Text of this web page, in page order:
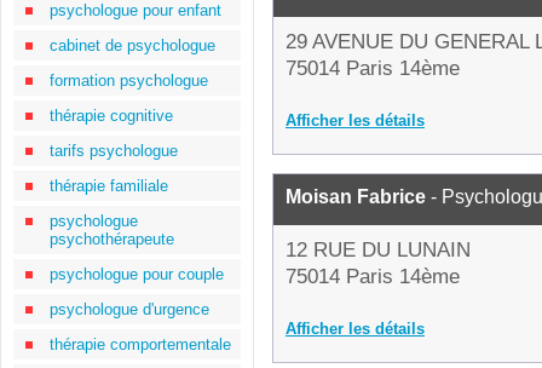
psychologue pour enfant
cabinet de psychologue
formation psychologue
thérapie cognitive
tarifs psychologue
thérapie familiale
psychologue
psychothérapeute
psychologue pour couple
psychologue d'urgence
thérapie comportementale
29 AVENUE DU GENERAL
75014 Paris 14ème
Afficher les détails
Moisan Fabrice -
12 RUE DU LUNAIN
75014 Paris 14ème
Afficher les détails